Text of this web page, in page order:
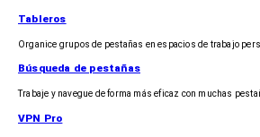
Tableros
Organice grupos de pestañas en espacios de trabajo
Búsqueda de pestañas
Trabaje y navegue de forma más eficaz con muchas
VPN Pro